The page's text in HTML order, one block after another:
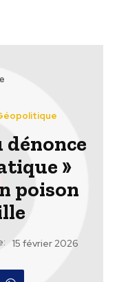
dénonce
»
poison
15 février 2026